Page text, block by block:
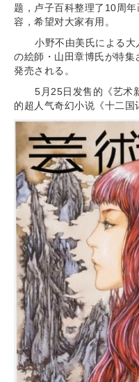
题，卢子百科整理了10周
容，希望对大家有用。
小野不由美氏による大
の絵師・山田章博氏が特
発売される。
5月25日发售的《艺术
的超人气奇幻小说《十二国